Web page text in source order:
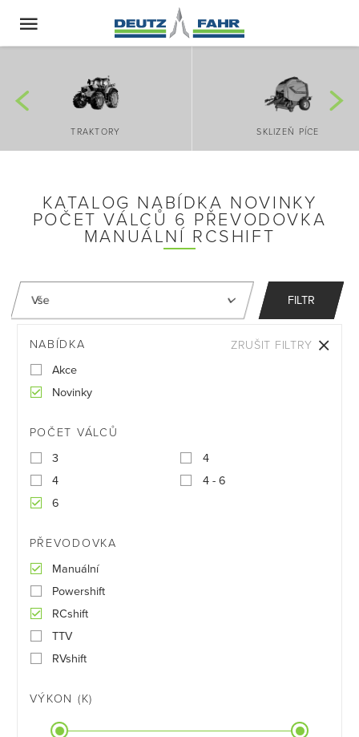
TRAKTORY SKLIZEŇ PÍCE
KATALOG NABÍDKA NOVINKY
POČET VÁLCŮ 6 PŘEVODOVKA
MANUÁLNÍ RCSHIFT
FILTR
NABÍDKA
Akce
Novinky
POČET VÁLCŮ
3
4
4
4 - 6
6
PŘEVODOVKA
Manuální
Powershift
RCshift
TTV
RVshift
VÝKON (K)
ZRUŠIT FILTRY